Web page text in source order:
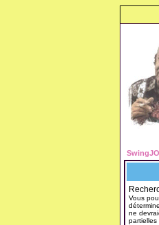
Vous
ne
partielles